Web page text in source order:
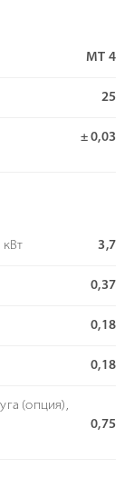
МТ 4
25
± 0,03
3,7
0,37
0,18
0,18
(опция),
0,75